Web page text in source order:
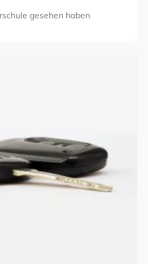
gesehen haben